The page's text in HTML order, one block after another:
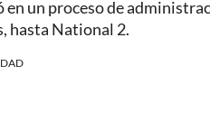
un proceso de
hasta National 2.